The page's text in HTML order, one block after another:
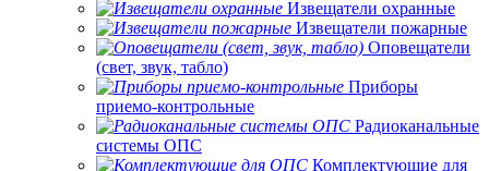
Извещатели охранные
Извещатели пожарные
Оповещатели
(свет, звук, табло)
Приборы
приемо-контрольные
Радиоканальные
системы ОПС
Комплектующие для